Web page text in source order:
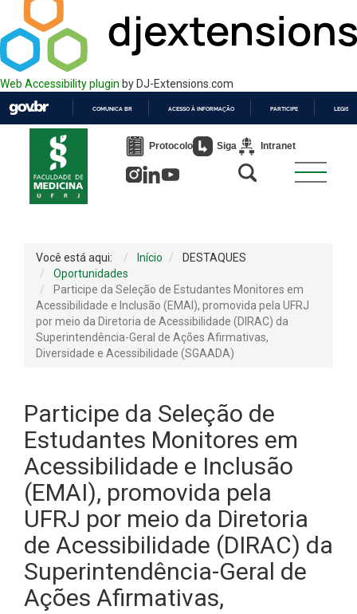
Web Accessibility plugin by DJ-Extensions.com
PARA
COMUNICA BR ACESSO À INFORMAÇÃO PARTICIPE
Protocolo Siga Intranet
Você está aqui: Início
DESTAQUES
Oportunidades
Participe da Seleção de Estudantes Monitores em
Acessibilidade e Inclusão (EMAI), promovida pela UFRJ
por meio da Diretoria de Acessibilidade (DIRAC) da
Superintendência-Geral de Ações Afirmativas,
Diversidade e Acessibilidade (SGAADA)
Participe da Seleção de
Estudantes Monitores em
Acessibilidade e Inclusão
(EMAI), promovida pela
UFRJ por meio da Diretoria
de Acessibilidade (DIRAC) da
Superintendência-Geral de
Ações Afirmativas,